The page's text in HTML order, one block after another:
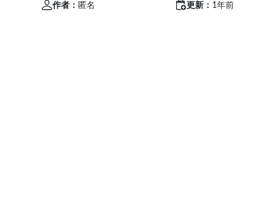
作者： 匿名 更新： 1年前